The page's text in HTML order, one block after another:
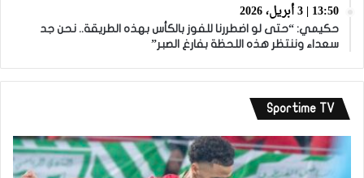
13:50 | 3 أبريل، 2026
حكيمي: “حتى لو اضطررنا للفوز بالكأس بهذه الطريقة.. نحن جد
سعداء وننتظر هذه اللحظة بفارغ الصبر”
Sportime TV